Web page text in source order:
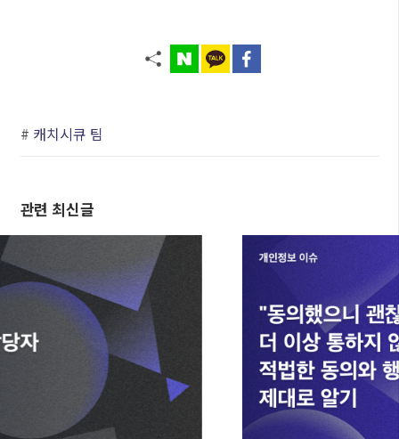
# 캐치시큐 팀
관련 최신글